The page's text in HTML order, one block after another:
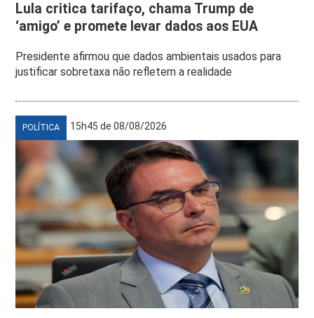
Lula critica tarifaço, chama Trump de
‘amigo’ e promete levar dados aos EUA
Presidente afirmou que dados ambientais usados para
justificar sobretaxa não refletem a realidade
POLÍTICA 15h45 de 08/08/2026